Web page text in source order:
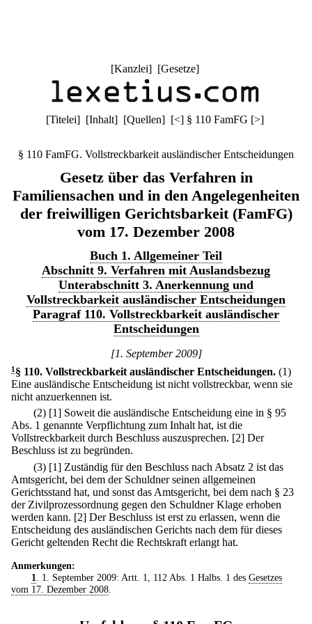
[Kanzlei] [Gesetze]
[Titelei] [Inhalt] [Quellen] [<] § 110 FamFG [>]
§ 110 FamFG. Vollstreckbarkeit ausländischer Entscheidungen
Gesetz über das Verfahren in
Familiensachen und in den Angelegenheiten
der freiwilligen Gerichtsbarkeit (FamFG)
vom 17. Dezember 2008
Buch 1. Allgemeiner Teil
Abschnitt 9. Verfahren mit Auslandsbezug
Unterabschnitt 3. Anerkennung und
Vollstreckbarkeit ausländischer Entscheidungen
Paragraf 110. Vollstreckbarkeit ausländischer
Entscheidungen
[1. September 2009]
1 § 110. Vollstreckbarkeit ausländischer Entscheidungen. (1)
Eine ausländische Entscheidung ist nicht vollstreckbar, wenn sie
nicht anzuerkennen ist.
(2) [1] Soweit die ausländische Entscheidung eine in § 95
Abs. 1 genannte Verpflichtung zum Inhalt hat, ist die
Vollstreckbarkeit durch Beschluss auszusprechen. [2] Der
Beschluss ist zu begründen.
(3) [1] Zuständig für den Beschluss nach Absatz 2 ist das
Amtsgericht, bei dem der Schuldner seinen allgemeinen
Gerichtsstand hat, und sonst das Amtsgericht, bei dem nach § 23
der Zivilprozessordnung gegen den Schuldner Klage erhoben
werden kann. [2] Der Beschluss ist erst zu erlassen, wenn die
Entscheidung des ausländischen Gerichts nach dem für dieses
Gericht geltenden Recht die Rechtskraft erlangt hat.
Anmerkungen:
1
. 1. September 2009: Artt. 1, 112 Abs. 1 Halbs. 1 des Gesetzes
vom 17. Dezember 2008